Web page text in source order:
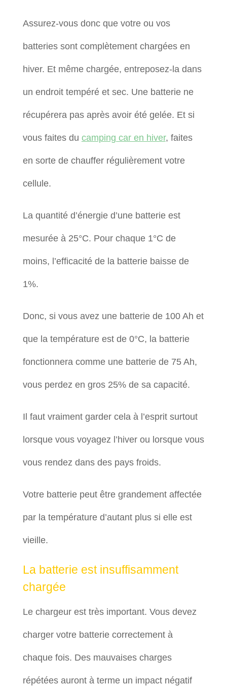
Assurez-vous donc que votre ou vos
batteries sont complètement chargées en
hiver. Et même chargée, entreposez-la dans
un endroit tempéré et sec. Une batterie ne
récupérera pas après avoir été gelée. Et si
vous faites du camping car en hiver, faites
en sorte de chauffer régulièrement votre
cellule.
La quantité d’énergie d’une batterie est
mesurée à 25°C. Pour chaque 1°C de
moins, l’efficacité de la batterie baisse de
1%.
Donc, si vous avez une batterie de 100 Ah et
que la température est de 0°C, la batterie
fonctionnera comme une batterie de 75 Ah,
vous perdez en gros 25% de sa capacité.
Il faut vraiment garder cela à l’esprit surtout
lorsque vous voyagez l’hiver ou lorsque vous
vous rendez dans des pays froids.
Votre batterie peut être grandement affectée
par la température d’autant plus si elle est
vieille.
La batterie est insuffisamment
chargée
Le chargeur est très important. Vous devez
charger votre batterie correctement à
chaque fois. Des mauvaises charges
répétées auront à terme un impact négatif